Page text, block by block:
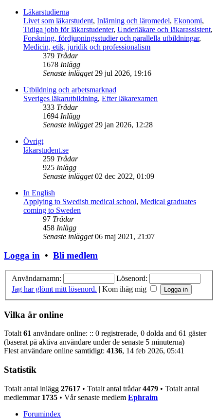
Läkarstudierna
Livet som läkarstudent, Inlärning och läromedel, Ekonomi,
Tidiga jobb för läkarstudenter, Underläkare och läkarassistent,
Forskning, fördjupningsstudier och parallella utbildningar,
Medicin, etik, juridik och professionalism
379 Trådar
1678 Inlägg
Senaste inlägget 29 jul 2026, 19:16
Utbildning och arbetsmarknad
Sveriges läkarutbildning, Efter läkarexamen
333 Trådar
1694 Inlägg
Senaste inlägget 29 jan 2026, 12:28
Övrigt
läkarstudent.se
259 Trådar
925 Inlägg
Senaste inlägget 02 dec 2022, 01:09
In English
Applying to Swedish medical school, Medical graduates
coming to Sweden
97 Trådar
458 Inlägg
Senaste inlägget 06 maj 2021, 21:07
Logga in • Bli medlem
Användarnamn:
Lösenord:
Jag har glömt mitt lösenord. | Kom ihåg mig
Vilka är online
Totalt61 användare online: :: 0 registrerade, 0 dolda and 61 gäster
(baserat på aktiva användare under de senaste 5 minuterna)
Flest användare online samtidigt: 4136, 14 feb 2026, 05:41
Statistik
Totalt antal inlägg 27617 • Totalt antal trådar4479 • Totalt antal
medlemmar 1735 • Vår senaste medlem Ephraim
Forumindex